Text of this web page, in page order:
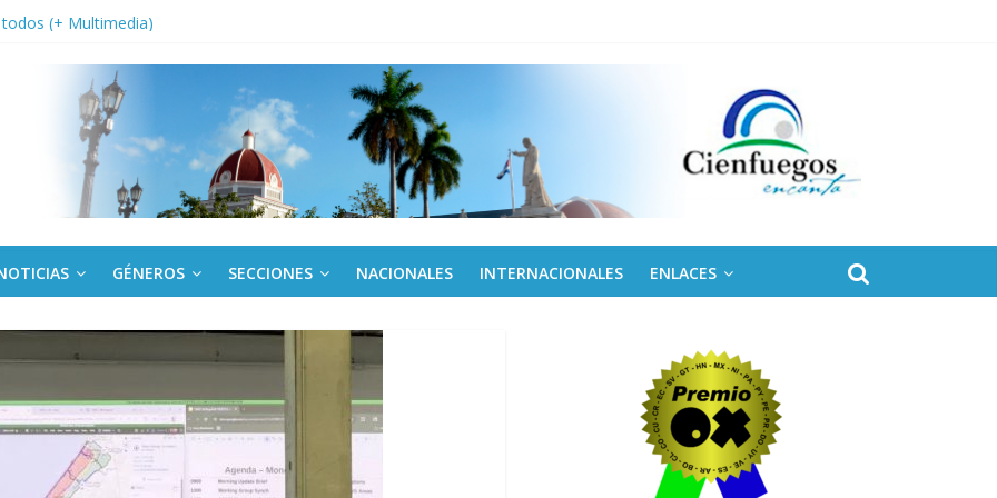
edición semanal en PDF del 7 de agosto
En imágenes la prensa cubana rinde tributo al Comandante (+ Fotos)
brigada chilena viaja a Cuba con donativos por el centenario de Fidel
cien años, cien escuelas
GÉNEROS SECCIONES NACIONALES INTERNACIONALES ENLACES